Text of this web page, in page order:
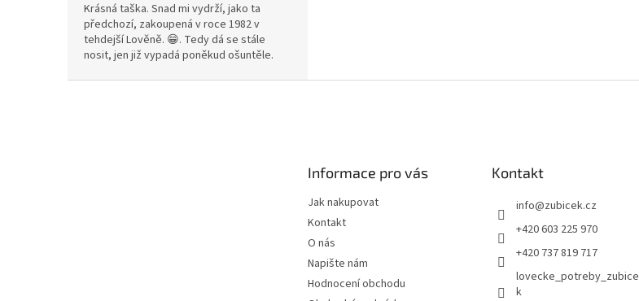
Krásná taška. Snad mi vydrží, jako ta
předchozí, zakoupená v roce 1982 v
tehdejší Lověně. 😁. Tedy dá se stále
nosit, jen již vypadá poněkud ošuntěle.
Informace pro vás
Jak nakupovat
Kontakt
O nás
Napište nám
Hodnocení obchodu
Kontakt
info@zubicek.cz
+420 603 225 970
+420 737 819 717
lovecke_potreby_zubice
k